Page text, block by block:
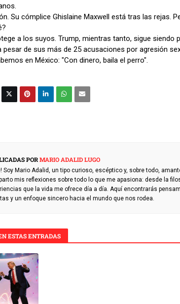
Su cómplice Ghislaine Maxwell está tras las rejas.
a los suyos. Trump, mientras tanto, sigue siendo
pesar de sus más de 25 acusaciones por agresión
en México: "Con dinero, baila el perro".
PORMARIO ADALID LUGO
Soy Mario Adalid, un tipo curioso, escéptico y, sobre todo,
mis reflexiones sobre todo lo que me apasiona: desde la
que la vida me ofrece día a día. Aquí encontrarás
y un enfoque sincero hacia el mundo que nos rodea.
ESTAS ENTRADAS